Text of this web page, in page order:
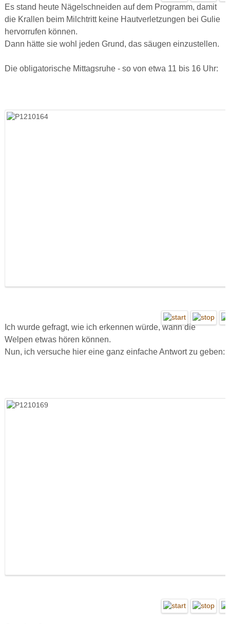
Es stand heute Nägelschneiden auf dem Programm, damit
die Krallen beim Milchtritt keine Hautverletzungen bei Gulie
hervorrufen können.
Dann hätte sie wohl jeden Grund, das säugen einzustellen.
Die obligatorische Mittagsruhe - so von etwa 11 bis 16 Uhr:
Ich wurde gefragt, wie ich erkennen würde, wann die
Welpen etwas hören können.
Nun, ich versuche hier eine ganz einfache Antwort zu geben: